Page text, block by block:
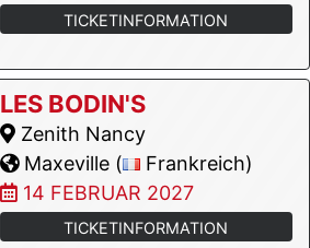
TICKETINFORMATION
LES BODIN'S
Zenith Nancy
Maxeville (
Frankreich)
14 FEBRUAR 2027
TICKETINFORMATION